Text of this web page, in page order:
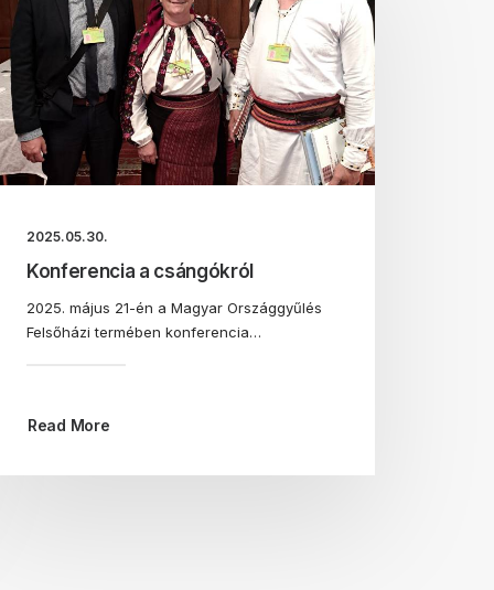
2025.05.30.
Konferencia a csángókról
2025. május 21-én a Magyar Országgyűlés
Felsőházi termében konferencia…
Read More